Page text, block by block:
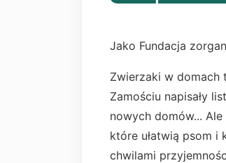
Jako Fundacja
Zwierzaki w domach
Zamościu napisały
nowych domów...
które ułatwią psom
chwilami